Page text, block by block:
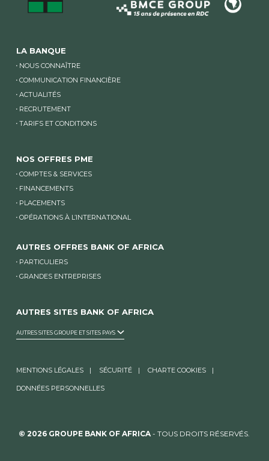
LA BANQUE
NOUS CONNAÎTRE
COMMUNICATION FINANCIÈRE
ACTUALITÉS
RECRUTEMENT
TARIFS ET CONDITIONS
NOS OFFRES PME
COMPTES & SERVICES
FINANCEMENTS
PLACEMENTS
OPÉRATIONS À L’INTERNATIONAL
AUTRES OFFRES BANK OF AFRICA
PARTICULIERS
GRANDES ENTREPRISES
AUTRES SITES BANK OF AFRICA
AUTRES SITES GROUPE ET SITES PAYS
MENTIONS LÉGALES SÉCURITÉ CHARTE COOKIES
DONNÉES PERSONNELLES
© 2026 GROUPE BANK OF AFRICA - TOUS DROITS RÉSERVÉS.